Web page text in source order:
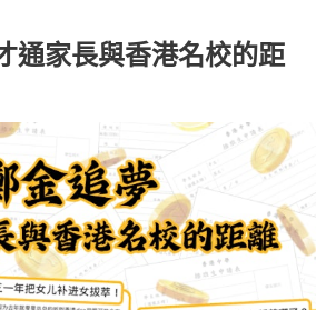
家長與香港名校的距